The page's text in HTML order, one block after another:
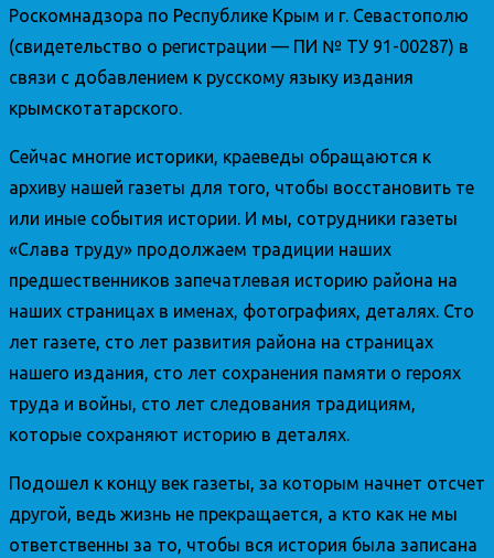
Роскомнадзора по Республике Крым и г. Севастополю
(свидетельство о регистрации — ПИ № ТУ 91-00287) в
связи с добавлением к русскому языку издания
крымскотатарского.
Сейчас многие историки, краеведы обращаются к
архиву нашей газеты для того, чтобы восстановить те
или иные события истории. И мы, сотрудники газеты
«Слава труду» продолжаем традиции наших
предшественников запечатлевая историю района на
наших страницах в именах, фотографиях, деталях. Сто
лет газете, сто лет развития района на страницах
нашего издания, сто лет сохранения памяти о героях
труда и войны, сто лет следования традициям,
которые сохраняют историю в деталях.
Подошел к концу век газеты, за которым начнет отсчет
другой, ведь жизнь не прекращается, а кто как не мы
ответственны за то, чтобы вся история была записана